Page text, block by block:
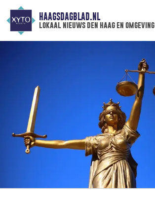
HAAGSDAGBLAD.NL
lokaal nieuws den haag en omgeving